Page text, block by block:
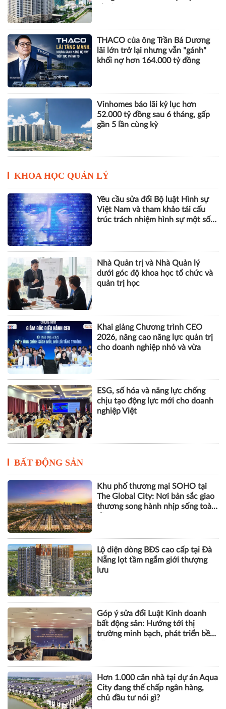
THACO của ông Trần Bá Dương
lãi lớn trở lại nhưng vẫn "gánh"
khối nợ hơn 164.000 tỷ đồng
Vinhomes báo lãi kỷ lục hơn
52.000 tỷ đồng sau 6 tháng, gấp
gần 5 lần cùng kỳ
KHOA HỌC QUẢN LÝ
Yêu cầu sửa đổi Bộ luật Hình sự
Việt Nam và tham khảo tái cấu
trúc trách nhiệm hình sự một số
Nhà Quản trị và Nhà Quản lý
dưới góc độ khoa học tổ chức và
quản trị học
Khai giảng Chương trình CEO
2026, nâng cao năng lực quản trị
cho doanh nghiệp nhỏ và vừa
ESG, số hóa và năng lực chống
chịu tạo động lực mới cho doanh
nghiệp Việt
BẤT ĐỘNG SẢN
Khu phố thương mại SOHO tại
The Global City: Nơi bản sắc giao
thương song hành nhịp sống toàn
Lộ diện dòng BĐS cao cấp tại Đà
Nẵng lọt tầm ngắm giới thượng
lưu
Góp ý sửa đổi Luật Kinh doanh
bất động sản: Hướng tới thị
trường minh bạch, phát triển bền
Hơn 1.000 căn nhà tại dự án Aqua
City đang thế chấp ngân hàng,
chủ đầu tư nói gì?